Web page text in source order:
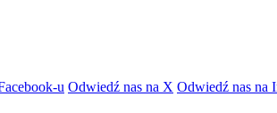
u Odwiedź nas na X Odwiedź nas na